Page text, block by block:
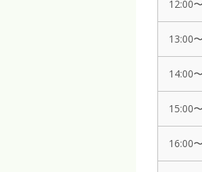
12:00〜
13:00〜
14:00〜
15:00〜
16:00〜